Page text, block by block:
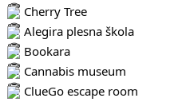
Cherry Tree
Alegira plesna škola
Bookara
Cannabis museum
ClueGo escape room